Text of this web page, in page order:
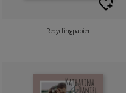
Recyclingpapier